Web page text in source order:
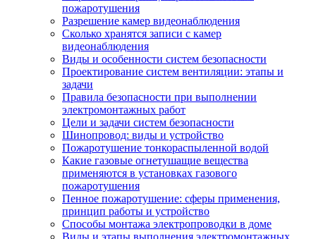
пожаротушения
Разрешение камер видеонаблюдения
Сколько хранятся записи с камер
видеонаблюдения
Виды и особенности систем безопасности
Проектирование систем вентиляции: этапы и
задачи
Правила безопасности при выполнении
электромонтажных работ
Цели и задачи систем безопасности
Шинопровод: виды и устройство
Пожаротушение тонкораспыленной водой
Какие газовые огнетушащие вещества
применяются в установках газового
пожаротушения
Пенное пожаротушение: сферы применения,
принцип работы и устройство
Способы монтажа электропроводки в доме
Виды и этапы выполнения электромонтажных